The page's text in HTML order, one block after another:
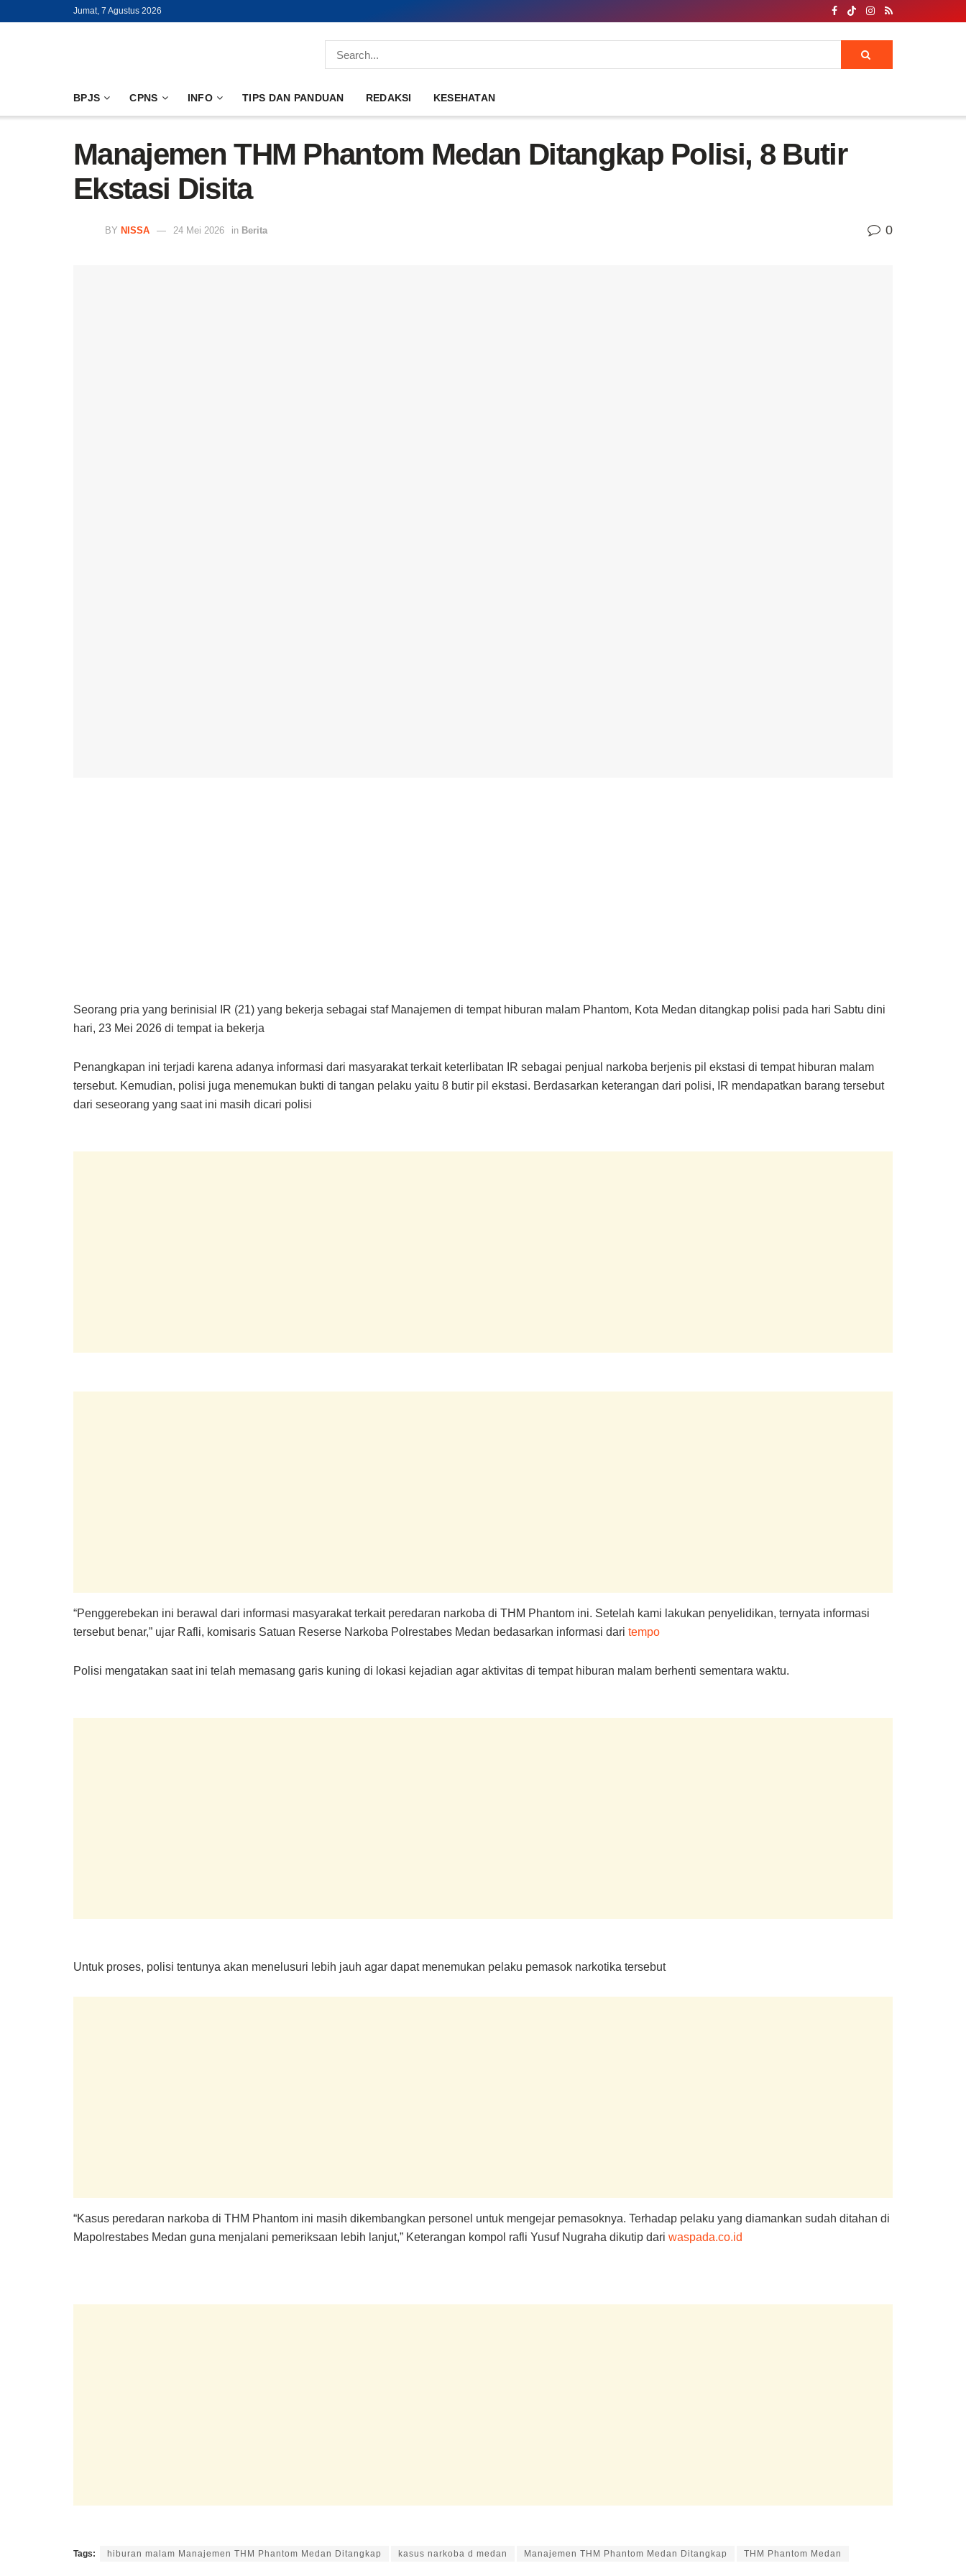
Jumat, 7 Agustus 2026
BPJS CPNS INFO TIPS DAN PANDUAN REDAKSI KESEHATAN
Manajemen THM Phantom Medan Ditangkap Polisi, 8 Butir
Ekstasi Disita
BY NISSA 24 Mei 2026 in Berita 0
Seorang pria yang berinisial IR (21) yang bekerja sebagai staf Manajemen di tempat hiburan malam Phantom, Kota Medan ditangkap polisi pada hari Sabtu dini
hari, 23 Mei 2026 di tempat ia bekerja
Penangkapan ini terjadi karena adanya informasi dari masyarakat terkait keterlibatan IR sebagai penjual narkoba berjenis pil ekstasi di tempat hiburan malam
tersebut. Kemudian, polisi juga menemukan bukti di tangan pelaku yaitu 8 butir pil ekstasi. Berdasarkan keterangan dari polisi, IR mendapatkan barang tersebut
dari seseorang yang saat ini masih dicari polisi
“Penggerebekan ini berawal dari informasi masyarakat terkait peredaran narkoba di THM Phantom ini. Setelah kami lakukan penyelidikan, ternyata informasi
tersebut benar,” ujar Rafli, komisaris Satuan Reserse Narkoba Polrestabes Medan bedasarkan informasi dari tempo
Polisi mengatakan saat ini telah memasang garis kuning di lokasi kejadian agar aktivitas di tempat hiburan malam berhenti sementara waktu.
Untuk proses, polisi tentunya akan menelusuri lebih jauh agar dapat menemukan pelaku pemasok narkotika tersebut
“Kasus peredaran narkoba di THM Phantom ini masih dikembangkan personel untuk mengejar pemasoknya. Terhadap pelaku yang diamankan sudah ditahan di
Mapolrestabes Medan guna menjalani pemeriksaan lebih lanjut,” Keterangan kompol rafli Yusuf Nugraha dikutip dari waspada.co.id
Tags: hiburan malam Manajemen THM Phantom Medan Ditangkap kasus narkoba d medan Manajemen THM Phantom Medan Ditangkap THM Phantom Medan